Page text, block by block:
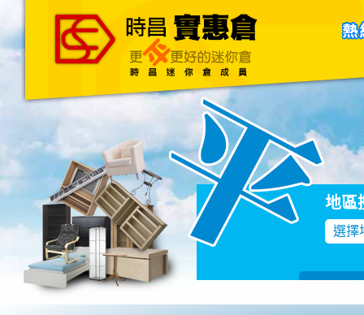
主頁 關於我們 聯絡我們
地區
選擇